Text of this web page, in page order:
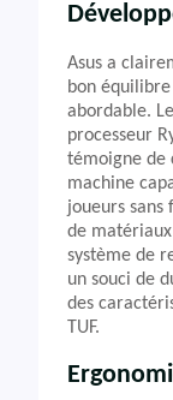
Asus a
bon
abordable.
processeur
témoigne de
machine
joueurs sans
de
système de
un souci de
des
TUF.